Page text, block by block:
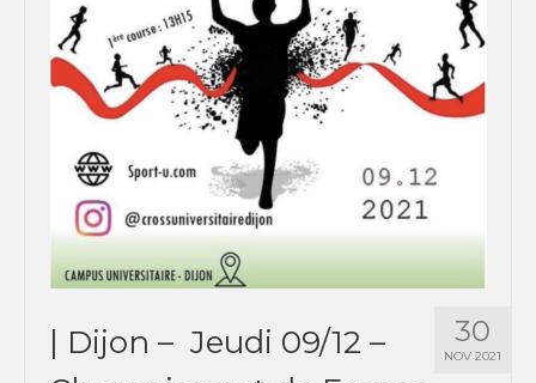
SPORTS CO
BESANÇON
SPORTS IND
BESANÇON
DIJON
COMMUNICATION 30
NOV 2021
| Dijon – Jeudi 09/12 –